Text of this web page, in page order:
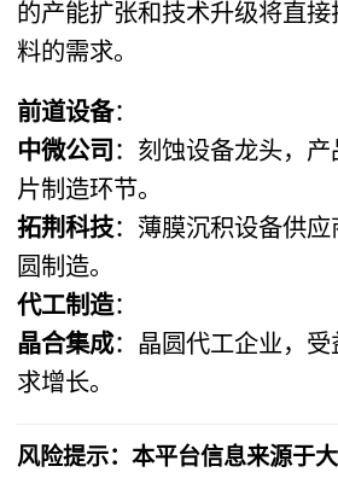
的产能扩张和技术升级将直
料的需求。
前道设备：
中微公司 ：刻蚀设备龙头，
片制造环节。
拓荆科技：薄膜沉积设备供
圆制造。
代工制造：
晶合集成：晶圆代工企业，
求增长。
风险提示：本平台信息来源于